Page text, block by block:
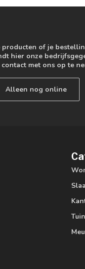
producten of je
hier onze
met ons op te
Alleen nog online